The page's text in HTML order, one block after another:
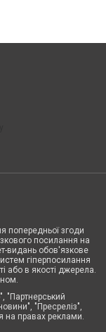
попередньої згоди
посилання на
видань обов'язкове
гіперпосилання
або в якості джерела.
"Партнерський
"Пресреліз",
на правах реклами.